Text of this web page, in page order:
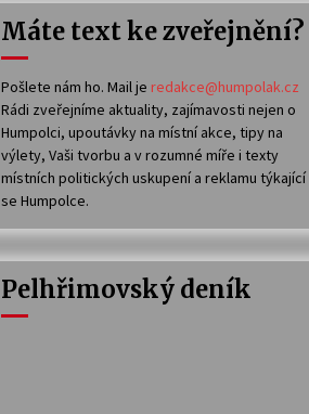
Máte text ke zveřejnění?
Pošlete nám ho. Mail je redakce@humpolak.cz
Rádi zveřejníme aktuality, zajímavosti nejen o
Humpolci, upoutávky na místní akce, tipy na
výlety, Vaši tvorbu a v rozumné míře i texty
místních politických uskupení a reklamu týkající
se Humpolce.
Pelhřimovský deník